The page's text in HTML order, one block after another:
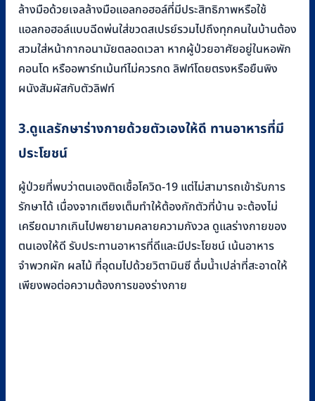
ล้างมือด้วยเจลล้างมือแอลกอฮอล์ที่มีประสิทธิภาพหรือใช้
แอลกอฮอล์แบบฉีดพ่นใส่ขวดสเปรย์รวมไปถึงทุกคนในบ้านต้อง
สวมใส่หน้ากากอนามัยตลอดเวลา หากผู้ป่วยอาศัยอยู่ในหอพัก
คอนโด หรืออพาร์ทเม้นท์ไม่ควรกด ลิฟท์โดยตรงหรือยืนพิง
ผนังสัมผัสกับตัวลิฟท์
3.ดูแลรักษาร่างกายด้วยตัวเองให้ดี ทานอาหารที่มี
ประโยชน์
ผู้ป่วยที่พบว่าตนเองติดเชื้อโควิด-19 แต่ไม่สามารถเข้ารับการ
รักษาได้ เนื่องจากเตียงเต็มทำให้ต้องกักตัวที่บ้าน จะต้องไม่
เครียดมากเกินไปพยายามคลายความกังวล ดูแลร่างกายของ
ตนเองให้ดี รับประทานอาหารที่ดีและมีประโยชน์ เน้นอาหาร
จำพวกผัก ผลไม้ ที่อุดมไปด้วยวิตามินซี ดื่มน้ำเปล่าที่สะอาดให้
เพียงพอต่อความต้องการของร่างกาย